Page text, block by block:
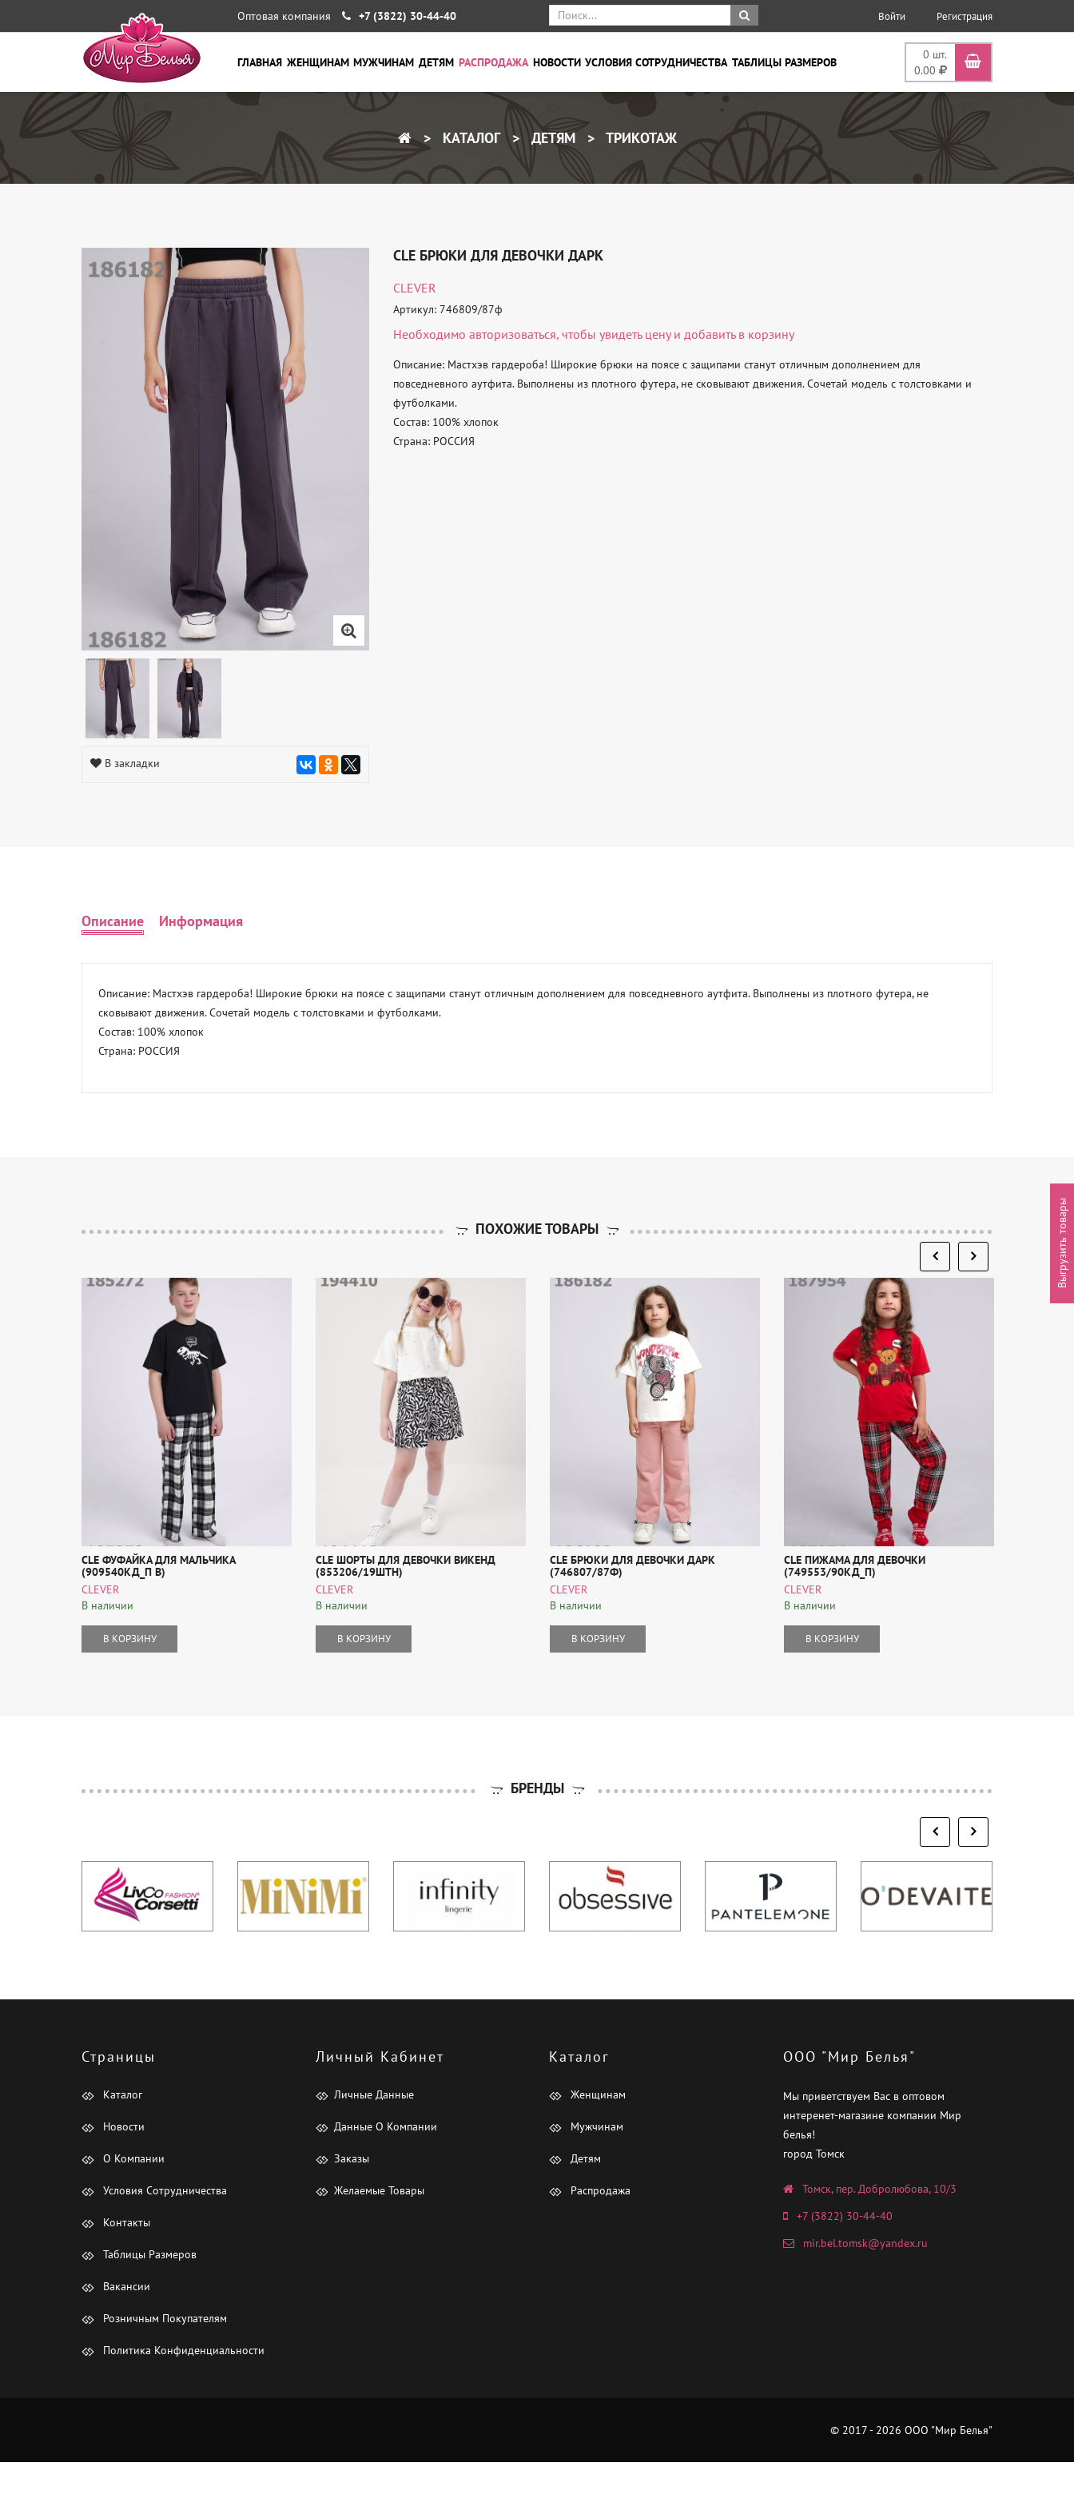
Оптовая компания +7 (3822) 30-44-40 Войти Регистрация
0 шт.
0.00
ГЛАВНАЯ ЖЕНЩИНАМ МУЖЧИНАМ ДЕТЯМ РАСПРОДАЖА НОВОСТИ УСЛОВИЯ СОТРУДНИЧЕСТВА ТАБЛИЦЫ РАЗМЕРОВ
КАТАЛОГ ДЕТЯМ ТРИКОТАЖ
В закладки
CLE БРЮКИ ДЛЯ ДЕВОЧКИ ДАРК
CLEVER
Артикул: 746809/87ф
Необходимо авторизоваться, чтобы увидеть цену и добавить в корзину
Описание: Мастхэв гардероба! Широкие брюки на поясе с защипами станут отличным дополнением для
повседневного аутфита. Выполнены из плотного футера, не сковывают движения. Сочетай модель с толстовками и
футболками.
Состав: 100% хлопок
Страна: РОССИЯ
Описание Информация
Описание: Мастхэв гардероба! Широкие брюки на поясе с защипами станут отличным дополнением для повседневного аутфита. Выполнены из плотного футера, не
сковывают движения. Сочетай модель с толстовками и футболками.
Состав: 100% хлопок
Страна: РОССИЯ
ПОХОЖИЕ ТОВАРЫ
CLE ФУФАЙКА ДЛЯ МАЛЬЧИКА
(909540КД_П В)
CLEVER
В наличии
В КОРЗИНУ
CLE ШОРТЫ ДЛЯ ДЕВОЧКИ ВИКЕНД
(853206/19ШТН)
CLEVER
В наличии
В КОРЗИНУ
CLE БРЮКИ ДЛЯ ДЕВОЧКИ ДАРК
(746807/87Ф)
CLEVER
В наличии
В КОРЗИНУ
CLE ПИЖАМА ДЛЯ ДЕВОЧКИ
(749553/90КД_П)
CLEVER
В наличии
В КОРЗИНУ
БРЕНДЫ
Страницы
Каталог
Новости
О Компании
Условия Сотрудничества
Контакты
Таблицы Размеров
Вакансии
Розничным Покупателям
Политика Конфиденциальности
Личный Кабинет
Личные Данные
Данные О Компании
Заказы
Желаемые Товары
Каталог
Женщинам
Мужчинам
Детям
Распродажа
ООО "Мир Белья"
Мы приветствуем Вас в оптовом
интеренет-магазине компании Мир
белья!
город Томск
Томск, пер. Добролюбова, 10/3
+7 (3822) 30-44-40
mir.bel.tomsk@yandex.ru
© 2017 - 2026 ООО "Мир Белья"
Выгрузить товары